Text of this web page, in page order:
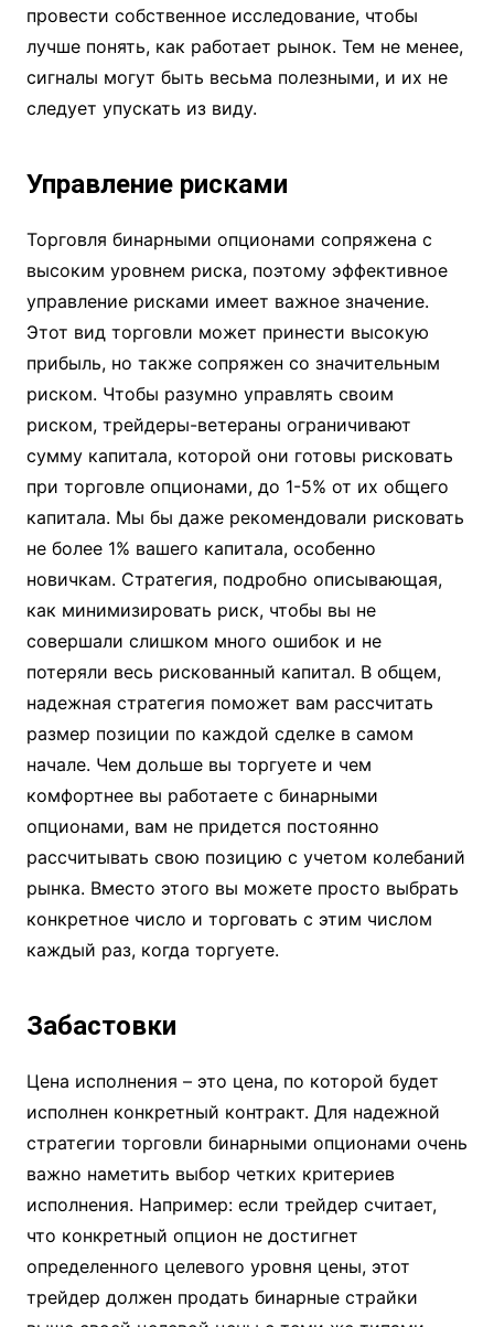
провести собственное исследование, чтобы
лучше понять, как работает рынок. Тем не менее,
сигналы могут быть весьма полезными, и их не
следует упускать из виду.
Управление рисками
Торговля бинарными опционами сопряжена с
высоким уровнем риска, поэтому эффективное
управление рисками имеет важное значение.
Этот вид торговли может принести высокую
прибыль, но также сопряжен со значительным
риском. Чтобы разумно управлять своим
риском, трейдеры-ветераны ограничивают
сумму капитала, которой они готовы рисковать
при торговле опционами, до 1-5% от их общего
капитала. Мы бы даже рекомендовали рисковать
не более 1% вашего капитала, особенно
новичкам. Стратегия, подробно описывающая,
как минимизировать риск, чтобы вы не
совершали слишком много ошибок и не
потеряли весь рискованный капитал. В общем,
надежная стратегия поможет вам рассчитать
размер позиции по каждой сделке в самом
начале. Чем дольше вы торгуете и чем
комфортнее вы работаете с бинарными
опционами, вам не придется постоянно
рассчитывать свою позицию с учетом колебаний
рынка. Вместо этого вы можете просто выбрать
конкретное число и торговать с этим числом
каждый раз, когда торгуете.
Забастовки
Цена исполнения – это цена, по которой будет
исполнен конкретный контракт. Для надежной
стратегии торговли бинарными опционами очень
важно наметить выбор четких критериев
исполнения. Например: если трейдер считает,
что конкретный опцион не достигнет
определенного целевого уровня цены, этот
трейдер должен продать бинарные страйки